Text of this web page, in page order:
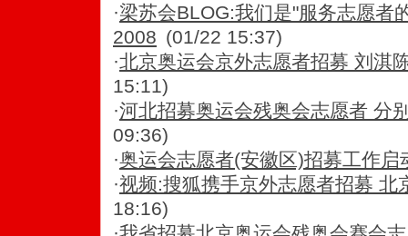
·梁苏会BLOG:我们是"服务志愿者
2008 (01/22 15:37)
·北京奥运会京外志愿者招募 刘淇
15:11)
·河北招募奥运会残奥会志愿者 分
09:36)
·奥运会志愿者(安徽区)招募工作启
·视频:搜狐携手京外志愿者招募 北
18:16)